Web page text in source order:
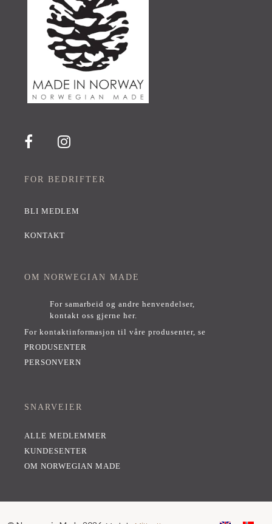
FOR BEDRIFTER
BLI MEDLEM
KONTAKT
OM NORWEGIAN MADE
For samarbeid og andre henvendelser,
kontakt oss gjerne her.
For kontaktinformasjon til våre produsenter, se
PRODUSENTER
PERSONVERN
SNARVEIER
ALLE MEDLEMMER
KUNDESENTER
OM NORWEGIAN MADE